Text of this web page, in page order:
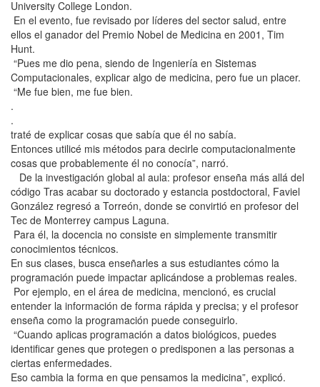
University College London.
En el evento, fue revisado por líderes del sector salud, entre
ellos el ganador del Premio Nobel de Medicina en 2001, Tim
Hunt.
“Pues me dio pena, siendo de Ingeniería en Sistemas
Computacionales, explicar algo de medicina, pero fue un placer.
“Me fue bien, me fue bien.
.
.
traté de explicar cosas que sabía que él no sabía.
Entonces utilicé mis métodos para decirle computacionalmente
cosas que probablemente él no conocía”, narró.
De la investigación global al aula: profesor enseña más allá del
código Tras acabar su doctorado y estancia postdoctoral, Faviel
González regresó a Torreón, donde se convirtió en profesor del
Tec de Monterrey campus Laguna.
Para él, la docencia no consiste en simplemente transmitir
conocimientos técnicos.
En sus clases, busca enseñarles a sus estudiantes cómo la
programación puede impactar aplicándose a problemas reales.
Por ejemplo, en el área de medicina, mencionó, es crucial
entender la información de forma rápida y precisa; y el profesor
enseña como la programación puede conseguirlo.
“Cuando aplicas programación a datos biológicos, puedes
identificar genes que protegen o predisponen a las personas a
ciertas enfermedades.
Eso cambia la forma en que pensamos la medicina”, explicó.